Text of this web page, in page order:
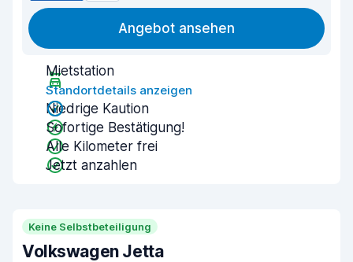
Angebot ansehen
Mietstation
Standortdetails anzeigen
Niedrige Kaution
Sofortige Bestätigung!
Alle Kilometer frei
Jetzt anzahlen
Keine Selbstbeteiligung
Volkswagen Jetta